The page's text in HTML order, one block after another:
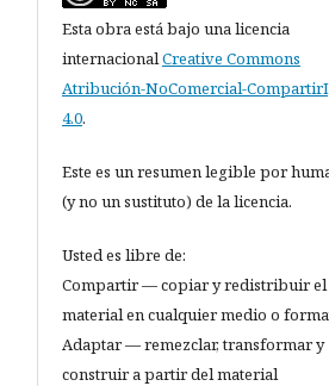
Esta obra está bajo una licencia
internacionalCreative Commons
Atribución-NoComercial-
4.0.
Este es un resumen legible por
(y no un sustituto) de la licencia.
Usted es libre de:
Compartir — copiar y redistribuir el
material en cualquier medio o
Adaptar — remezclar, transformar y
construir a partir del material